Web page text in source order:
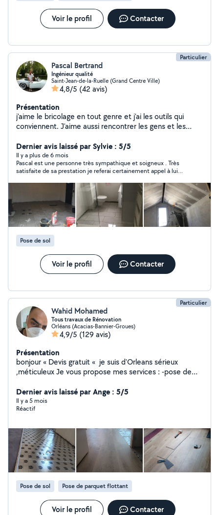
Voir le profil Contacter
Particulier
Pascal Bertrand
Ingénieur qualité
Saint-Jean-de-la-Ruelle (Grand Centre Ville)
4,8/5 (42 avis)
Présentation
j'aime le bricolage en tout genre et j'ai les outils qui
conviennent. J'aime aussi rencontrer les gens et les
passionné de mécanique. Cordialement , Pascal
Dernier avis laissé par Sylvie : 5/5
Il y a plus de 6 mois
Pascal est une personne très sympathique et soigneux . Très
satisfaite de sa prestation je referai certainement appel à lui
Pose de sol
Voir le profil Contacter
Particulier
Wahid Mohamed
Tous travaux de Rénovation
Orléans (Acacias-Bannier-Groues)
4,9/5 (129 avis)
Présentation
bonjour « Devis gratuit « je suis d'Orleans sérieux
,méticuleux Je vous propose mes services : -pose de
/papier peint -placo/bande/ -bricolage en tout genre -
pose du parquet bois et pvc -dépannage en plomberie
Je suis équipé j'ai tout ce qu'il faut comme outils Si vous
bientôt.
Dernier avis laissé par Ange : 5/5
Il y a 5 mois
Réactif
Pose de sol Pose de parquet flottant
Voir le profil Contacter